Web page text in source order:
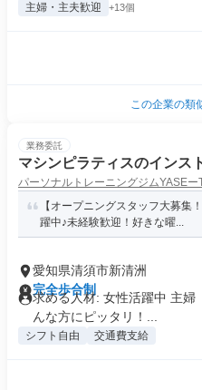
主婦・主夫歓迎 +13個
この企業の類
業務委託
マシンピラティスのインス
パーソナルトレーニングジムYASEー
【オープニングスタッフ大募集
躍中♪未経験歓迎！好きな曜...
愛知県清須市新清洲
完全歩合制
求める人材: 女性活躍中 主婦
んな方にピッタリ！...
シフト自由 交通費支給